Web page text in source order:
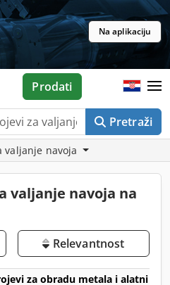
Na aplikaciju
Pretraži
Prodati
valjanje navoja
valjanje navoja na
Relevantnost
za obradu metala i alatni